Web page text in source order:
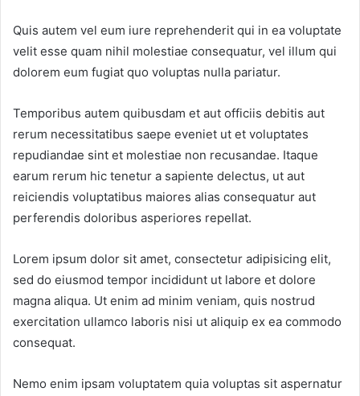
Quis autem vel eum iure reprehenderit qui in ea voluptate
velit esse quam nihil molestiae consequatur, vel illum qui
dolorem eum fugiat quo voluptas nulla pariatur.
Temporibus autem quibusdam et aut officiis debitis aut
rerum necessitatibus saepe eveniet ut et voluptates
repudiandae sint et molestiae non recusandae. Itaque
earum rerum hic tenetur a sapiente delectus, ut aut
reiciendis voluptatibus maiores alias consequatur aut
perferendis doloribus asperiores repellat.
Lorem ipsum dolor sit amet, consectetur adipisicing elit,
sed do eiusmod tempor incididunt ut labore et dolore
magna aliqua. Ut enim ad minim veniam, quis nostrud
exercitation ullamco laboris nisi ut aliquip ex ea commodo
consequat.
Nemo enim ipsam voluptatem quia voluptas sit aspernatur